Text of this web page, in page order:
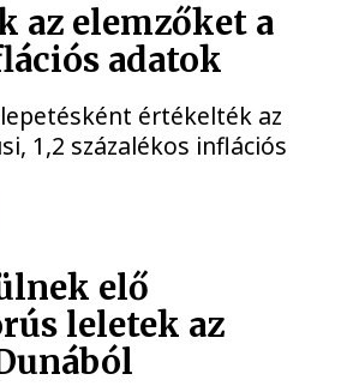
az elemzőket a
adatok
értékelték az
1,2 százalékos inflációs
elő
leletek az